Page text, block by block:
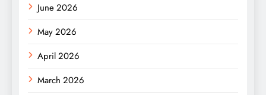
June 2026
May 2026
April 2026
March 2026